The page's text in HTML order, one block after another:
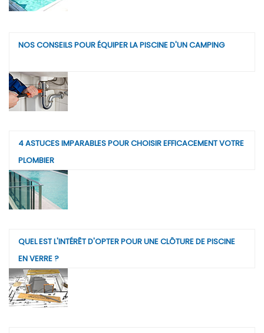
NOS CONSEILS POUR ÉQUIPER LA PISCINE D'UN CAMPING
4 ASTUCES IMPARABLES POUR CHOISIR EFFICACEMENT VOTRE
PLOMBIER
QUEL EST L'INTÉRÊT D'OPTER POUR UNE CLÔTURE DE PISCINE
EN VERRE ?